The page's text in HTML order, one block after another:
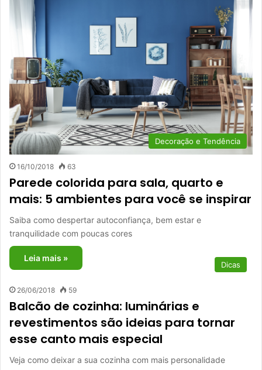
Decoração e Tendência
16/10/2018 63
Parede colorida para sala, quarto e
mais: 5 ambientes para você se inspirar
Saiba como despertar autoconfiança, bem estar e
tranquilidade com poucas cores
Leia mais »
Dicas
26/06/2018 59
Balcão de cozinha: luminárias e
revestimentos são ideias para tornar
esse canto mais especial
Veja como deixar a sua cozinha com mais personalidade